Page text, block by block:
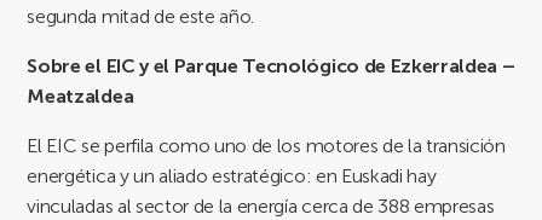
segunda mitad de este año.
Sobre el EIC y el Parque Tecnológico de Ezkerraldea –
Meatzaldea
El EIC se perfila como uno de los motores de la transición
energética y un aliado estratégico: en Euskadi hay
vinculadas al sector de la energía cerca de 388 empresas